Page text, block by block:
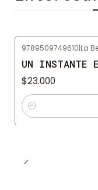
9789509749610|La
UN INSTANTE
$23.000
Cantidad